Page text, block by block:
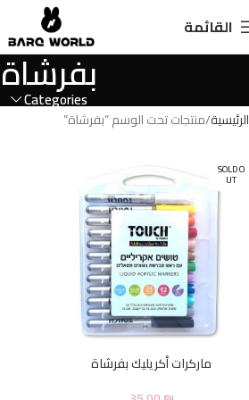
القائمة
بفرشاة
Categories
الرئيسية منتجات تحت الوسم “بفرشاة”
SOLD O
UT
ماركرات أكريليك بفرشاة